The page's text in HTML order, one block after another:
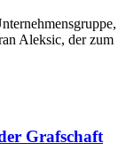
Aleksic, der zum
Grafschaft